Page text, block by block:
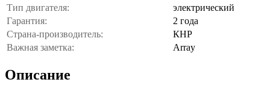
Тип двигателя:
электрический
Гарантия:
2 года
Страна-производитель:
КНР
Важная заметка:
Array
Описание